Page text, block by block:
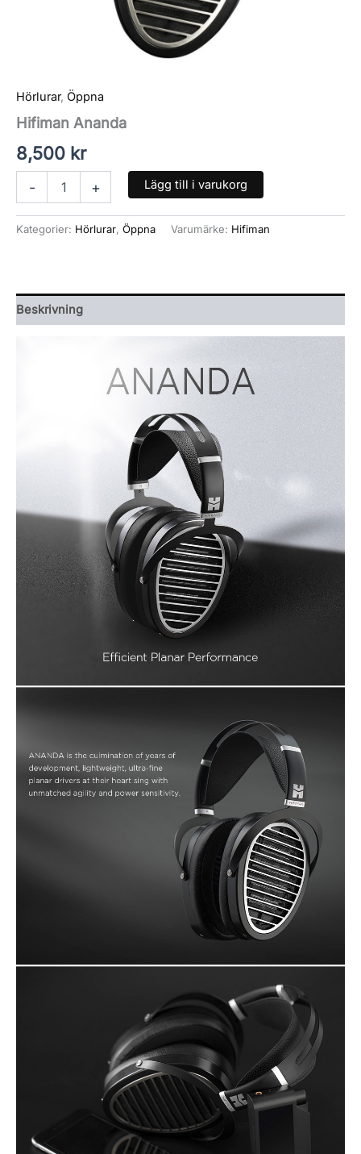
Hörlurar, Öppna
Hifiman Ananda
8,500 kr
- + Lägg till i varukorg
Kategorier: Hörlurar, Öppna Varumärke: Hifiman
Beskrivning